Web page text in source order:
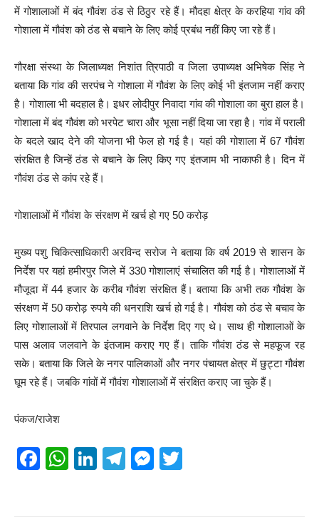
में गोशालाओं में बंद गौवंश ठंड से ठिठुर रहे हैं। मौदहा क्षेत्र के करहिया गांव की
गोशाला में गौवंश को ठंड से बचाने के लिए कोई प्रबंध नहीं किए जा रहे हैं।
गौरक्षा संस्था के जिलाध्यक्ष निशांत त्रिपाठी व जिला उपाध्यक्ष अभिषेक सिंह ने
बताया कि गांव की सरपंच ने गोशाला में गौवंश के लिए कोई भी इंतजाम नहीं कराए
है। गोशाला भी बदहाल है। इधर लोदीपुर निवादा गांव की गोशाला का बुरा हाल है।
गोशाला में बंद गौवंश को भरपेट चारा और भूसा नहीं दिया जा रहा है। गांव में पराली
के बदले खाद देने की योजना भी फेल हो गई है। यहां की गोशाला में 67 गौवंश
संरक्षित है जिन्हें ठंड से बचाने के लिए किए गए इंतजाम भी नाकाफी है। दिन में
गौवंश ठंड से कांप रहे हैं।
गोशालाओं में गौवंश के संरक्षण में खर्च हो गए 50 करोड़
मुख्य पशु चिकित्साधिकारी अरविन्द सरोज ने बताया कि वर्ष 2019 से शासन के
निर्देश पर यहां हमीरपुर जिले में 330 गोशालाएं संचालित की गई है। गोशालाओं में
मौजूदा में 44 हजार के करीब गौवंश संरक्षित हैं। बताया कि अभी तक गौवंश के
संरक्षण में 50 करोड़ रुपये की धनराशि खर्च हो गई है। गौवंश को ठंड से बचाव के
लिए गोशालाओं में तिरपाल लगवाने के निर्देश दिए गए थे। साथ ही गोशालाओं के
पास अलाव जलवाने के इंतजाम कराए गए हैं। ताकि गौवंश ठंड से महफूज रह
सके। बताया कि जिले के नगर पालिकाओं और नगर पंचायत क्षेत्र में छुट्टा गौवंश
घूम रहे हैं। जबकि गांवों में गौवंश गोशालाओं में संरक्षित कराए जा चुके हैं।
पंकज/राजेश
F
W
Li
T
M